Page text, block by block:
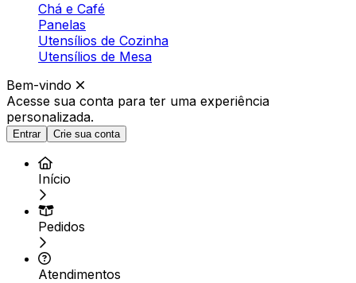
Chá e Café
Panelas
Utensílios de Cozinha
Utensílios de Mesa
Bem-vindo
Acesse sua conta para ter uma experiência
personalizada.
Entrar Crie sua conta
Início
Pedidos
Atendimentos